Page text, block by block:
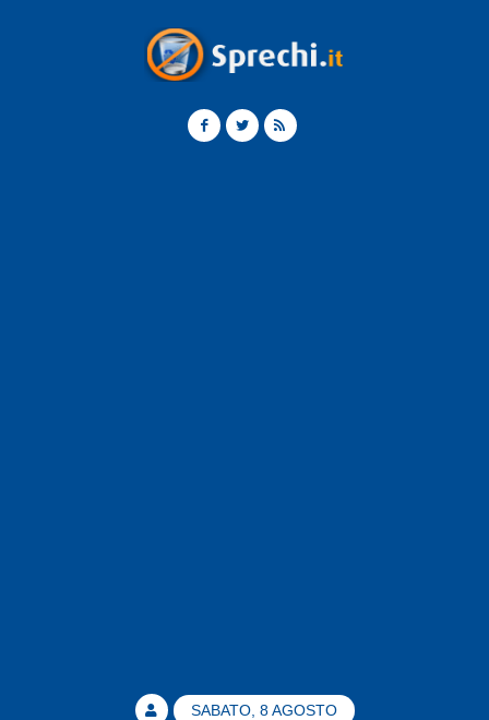
SABATO, 8 AGOSTO